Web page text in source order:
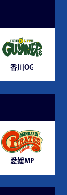
香川OG
愛媛MP